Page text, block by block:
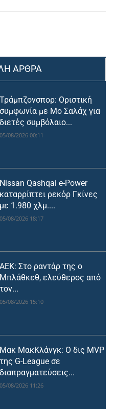
ΑΡΘΡΑ
Τράμπζονσπορ: Οριστική
συμφωνία με Μο Σαλάχ για
διετές συμβόλαιο...
05/08/2026 00:11
Nissan Qashqai e-Power
καταρρίπτει ρεκόρ Γκίνες
με 1.980 χλμ....
05/08/2026 18:17
ΑΕΚ: Στο ραντάρ της ο
Μπλάθκεθ, ελεύθερος από
τον...
05/08/2026 15:10
Μακ ΜακΚλάνγκ: Ο δις MVP
της G-League σε
διαπραγματεύσεις...
05/08/2026 11:26